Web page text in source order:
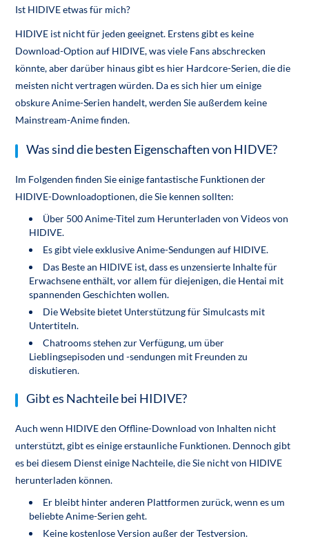
Ist HIDIVE etwas für mich?
HIDIVE ist nicht für jeden geeignet. Erstens gibt es keine
Download-Option auf HIDIVE, was viele Fans abschrecken
könnte, aber darüber hinaus gibt es hier Hardcore-Serien, die die
meisten nicht vertragen würden. Da es sich hier um einige
obskure Anime-Serien handelt, werden Sie außerdem keine
Mainstream-Anime finden.
Was sind die besten Eigenschaften von HIDVE?
Im Folgenden finden Sie einige fantastische Funktionen der
HIDIVE-Downloadoptionen, die Sie kennen sollten:
Über 500 Anime-Titel zum Herunterladen von Videos von
HIDIVE.
Es gibt viele exklusive Anime-Sendungen auf HIDIVE.
Das Beste an HIDIVE ist, dass es unzensierte Inhalte für
Erwachsene enthält, vor allem für diejenigen, die Hentai mit
spannenden Geschichten wollen.
Die Website bietet Unterstützung für Simulcasts mit
Untertiteln.
Chatrooms stehen zur Verfügung, um über
Lieblingsepisoden und -sendungen mit Freunden zu
diskutieren.
Gibt es Nachteile bei HIDIVE?
Auch wenn HIDIVE den Offline-Download von Inhalten nicht
unterstützt, gibt es einige erstaunliche Funktionen. Dennoch gibt
es bei diesem Dienst einige Nachteile, die Sie nicht von HIDIVE
herunterladen können.
Er bleibt hinter anderen Plattformen zurück, wenn es um
beliebte Anime-Serien geht.
Keine kostenlose Version außer der Testversion.